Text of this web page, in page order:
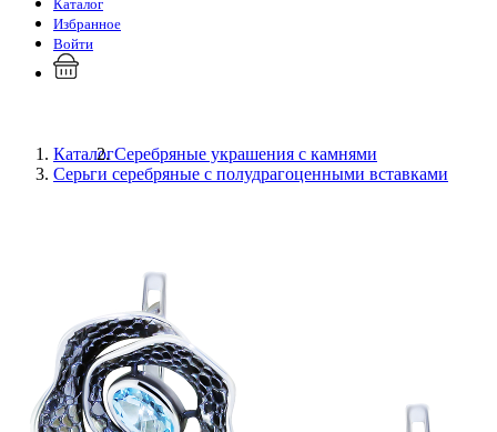
Каталог
Избранное
Войти
КаталогСеребряные украшения с камнями
Серьги серебряные с полудрагоценными вставками